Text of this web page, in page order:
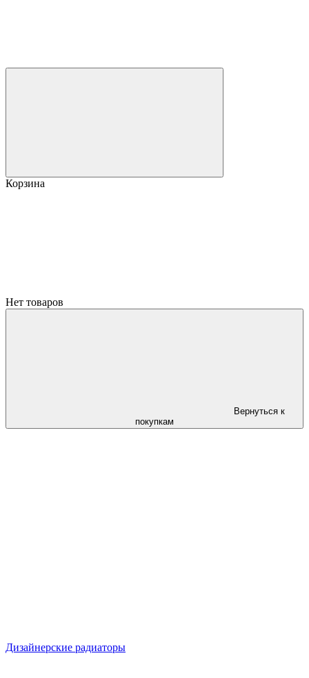
Корзина
Нет товаров
Вернуться к
покупкам
Дизайнерские радиаторы